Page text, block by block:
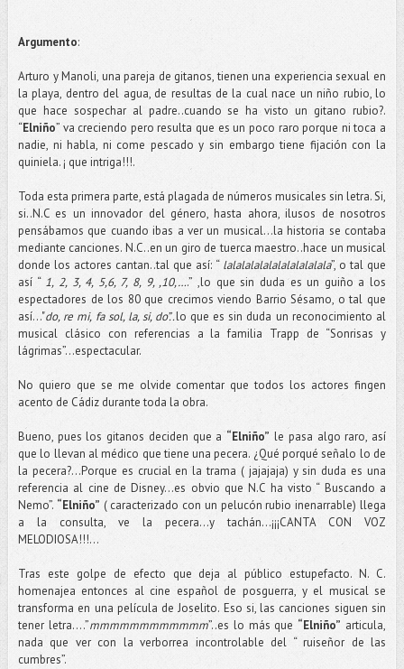
Argumento:
Arturo y Manoli, una pareja de gitanos, tienen una experiencia sexual en
la playa, dentro del agua, de resultas de la cual nace un niño rubio, lo
que hace sospechar al padre..cuando se ha visto un gitano rubio?.
“Elniño” va creciendo pero resulta que es un poco raro porque ni toca a
nadie, ni habla, ni come pescado y sin embargo tiene fijación con la
quiniela. ¡ que intriga!!!.
Toda esta primera parte, está plagada de números musicales sin letra. Si,
si..N.C es un innovador del género, hasta ahora, ilusos de nosotros
pensábamos que cuando ibas a ver un musical…la historia se contaba
mediante canciones. N.C..en un giro de tuerca maestro..hace un musical
donde los actores cantan..tal que así: “ lalalalalalalalalalalala”, o tal que
así “ 1, 2, 3, 4, 5,6, 7, 8, 9, ,10,….” ,lo que sin duda es un guiño a los
espectadores de los 80 que crecimos viendo Barrio Sésamo, o tal que
así…"do, re mi, fa sol, la, si, do”..lo que es sin duda un reconocimiento al
musical clásico con referencias a la familia Trapp de “Sonrisas y
lágrimas”…espectacular.
No quiero que se me olvide comentar que todos los actores fingen
acento de Cádiz durante toda la obra.
Bueno, pues los gitanos deciden que a “Elniño” le pasa algo raro, así
que lo llevan al médico que tiene una pecera. ¿Qué porqué señalo lo de
la pecera?...Porque es crucial en la trama ( jajajaja) y sin duda es una
referencia al cine de Disney…es obvio que N.C ha visto “ Buscando a
Nemo”. “Elniño” ( caracterizado con un pelucón rubio inenarrable) llega
a la consulta, ve la pecera…y tachán…¡¡¡CANTA CON VOZ
MELODIOSA!!!...
Tras este golpe de efecto que deja al público estupefacto. N. C.
homenajea entonces al cine español de posguerra, y el musical se
transforma en una película de Joselito. Eso si, las canciones siguen sin
tener letra….”mmmmmmmmmmmm”..es lo más que “Elniño” articula,
nada que ver con la verborrea incontrolable del “ ruiseñor de las
cumbres”.